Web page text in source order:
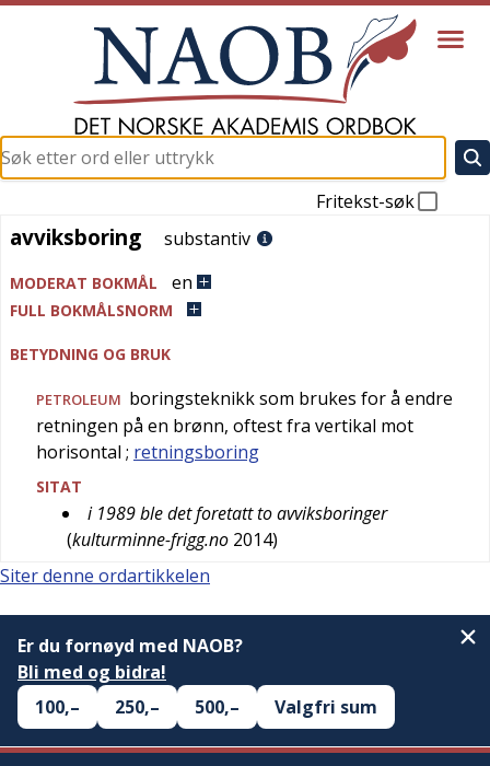
Fritekst-søk
avviksboring
avviksboring substantiv
MODERAT BOKMÅL en
FULL BOKMÅLSNORM
BETYDNING OG BRUK
PETROLEUM boringsteknikk som brukes for å endre
retningen på en brønn, oftest fra vertikal mot
horisontal ; retningsboring
SITAT
i 1989 ble det foretatt to avviksboringer
(kulturminne-frigg.no 2014)
Siter denne ordartikkelen
Er du fornøyd med NAOB?
Bli med og bidra!
100,–
250,– 500,– Valgfri sum